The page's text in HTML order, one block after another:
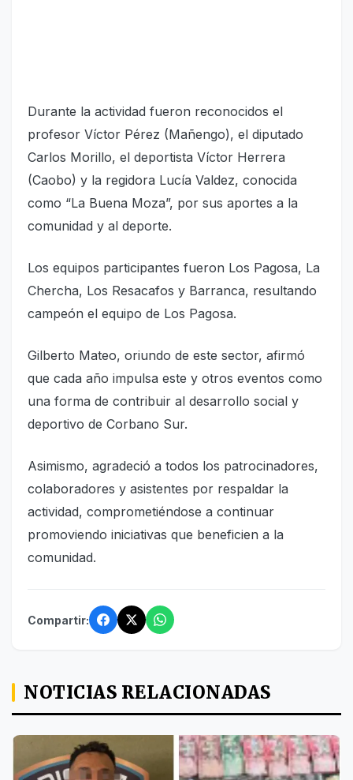
Durante la actividad fueron reconocidos el
profesor Víctor Pérez (Mañengo), el diputado
Carlos Morillo, el deportista Víctor Herrera
(Caobo) y la regidora Lucía Valdez, conocida
como “La Buena Moza”, por sus aportes a la
comunidad y al deporte.
Los equipos participantes fueron Los Pagosa, La
Chercha, Los Resacafos y Barranca, resultando
campeón el equipo de Los Pagosa.
Gilberto Mateo, oriundo de este sector, afirmó
que cada año impulsa este y otros eventos como
una forma de contribuir al desarrollo social y
deportivo de Corbano Sur.
Asimismo, agradeció a todos los patrocinadores,
colaboradores y asistentes por respaldar la
actividad, comprometiéndose a continuar
promoviendo iniciativas que beneficien a la
comunidad.
Compartir:
NOTICIAS RELACIONADAS